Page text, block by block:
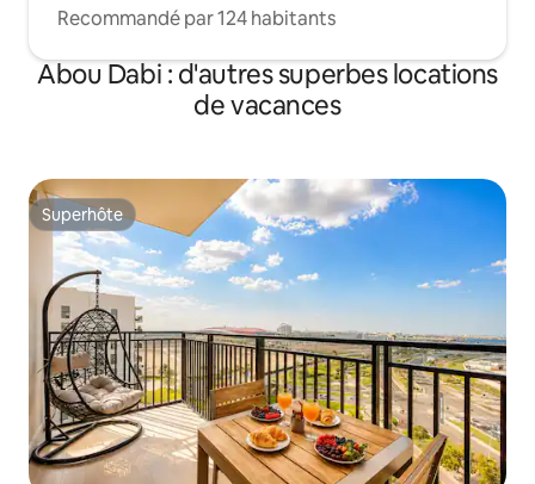
Recommandé par 124 habitants
Abou Dabi : d'autres superbes locations
de vacances
Superhôte
Superhôte